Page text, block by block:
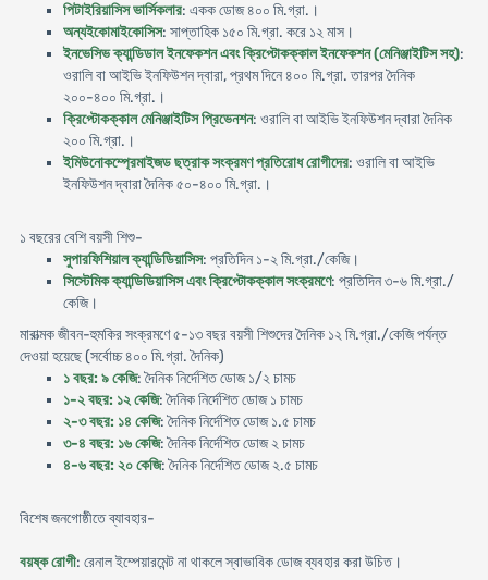
পিটাইরিয়াসিস ভার্সিকলার: একক ডোজ ৪০০ মি.গ্রা.।
অন্যইকোমাইকোসিস: সাপ্তাহিক ১৫০ মি.গ্রা. করে ১২ মাস।
ইনভেসিভ ক্যান্ডিডাল ইনফেকশন এবং ক্রিপ্টোকক্কাল ইনফেকশন (মেনিঞ্জাইটিস সহ):
ওরালি বা আইভি ইনফিউশন দ্বারা, প্রথম দিনে ৪০০ মি.গ্রা. তারপর দৈনিক
২০০-৪০০ মি.গ্রা.।
ক্রিপ্টোকক্কাল মেনিঞ্জাইটিস প্রিভেনশন: ওরালি বা আইভি ইনফিউশন দ্বারা দৈনিক
২০০ মি.গ্রা.।
ইমিউনোকম্প্রেমাইজড ছত্রাক সংক্রমণ প্রতিরোধ রোগীদের: ওরালি বা আইভি
ইনফিউশন দ্বারা দৈনিক ৫০-৪০০ মি.গ্রা.।
১ বছরের বেশি বয়সী শিশু-
সুপারফিশিয়াল ক্যান্ডিডিয়াসিস: প্রতিদিন ১-২ মি.গ্রা./কেজি।
সিস্টেমিক ক্যান্ডিডিয়াসিস এবং ক্রিপ্টোকক্কাল সংক্রমণে: প্রতিদিন ৩-৬ মি.গ্রা./
কেজি।
মারাত্মক জীবন-হুমকির সংক্রমণে ৫-১৩ বছর বয়সী শিশুদের দৈনিক ১২ মি.গ্রা./কেজি পর্যন্ত
দেওয়া হয়েছে (সর্বোচ্চ ৪০০ মি.গ্রা. দৈনিক)
১ বছর: ৯ কেজি: দৈনিক নির্দেশিত ডোজ ১/২ চামচ
১-২ বছর: ১২ কেজি: দৈনিক নির্দেশিত ডোজ ১ চামচ
২-৩ বছর: ১৪ কেজি: দৈনিক নির্দেশিত ডোজ ১.৫ চামচ
৩-৪ বছর: ১৬ কেজি: দৈনিক নির্দেশিত ডোজ ২ চামচ
৪-৬ বছর: ২০ কেজি: দৈনিক নির্দেশিত ডোজ ২.৫ চামচ
বিশেষ জনগোষ্ঠীতে ব্যাবহার-
বয়ষ্ক রোগী: রেনাল ইম্পেয়ারমেন্ট না থাকলে স্বাভাবিক ডোজ ব্যবহার করা উচিত।